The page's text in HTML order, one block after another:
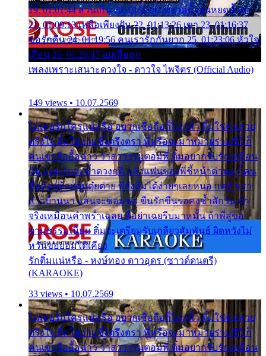
19. 01:01:44 ส่วนเกิน 20. 01:05:42 หยาดน้ำฝนหยดน้ำตา
21. 01:09:13 เหลือเพียงฝัน 22. 01:13:26 เขา 23. 01:16:37
ขอรักคืน 24. 01:19:56 คนเรารักกันยาก 25. 01:23:06 หัวใจ
เถื่อน 26. 01:26:45 อยู่เพื่อลูก
เพลงเพราะเสนาะดวงใจ - ดาวใจ ไพจิตร (Official Audio)
149 views • 10.07.2569
ไม่เคยรักใครแน่หรือ อยากเชื่อถือก็ไม่กล้า ติ๋มใช่คนสวย
ตรึงใจ ติ๋มใช่งามซึ้งตรึงตรา พี่หรือจะมาหมายร่วมชีวี ก็
คนเขาลืออื้อฉาว ว่าสาวๆรุมตอมพี่ ติ๋มอยากรับรักเหมือน
กัน แต่หวั่นจะช้ำดวงฤดี กลัวแฟนของพี่ชี้หน้าด่าทอ ก็คน
ชื่อต๋อยต้อยตุ้มตุ๋ยต่าย พี่ยังลืมได้ง่ายๆเลยหนอ แค่ตัวเรา
สาวบ้านนา แสนจะซอมซ่อ ขืนรักขืนรอคงช้ำสักวัน ถ้า
จริงเหมือนคำพร่ำเฉลย พี่อย่าเฉยรีบมาหมั้น ถ้าพี่สู่ขอ
ตามธรรมเนียม ติ๋มจะเตรียมรับเกลียวสัมพันธ์ ผิดหวังไม่
หวั่นขอยอมได้เคียง
รักติ๋มแน่หรือ - หงษ์ทอง ดาวอุดร (ซาวด์ดนตรี)
(KARAOKE)
33 views • 10.07.2569
ไม่เคยรักใครแน่หรือ อยากเชื่อถือก็ไม่กล้า ติ๋มใช่คนสวย
ตรึงใจ ติ๋มใช่งามซึ้งตรึงตรา พี่หรือจะมาหมายร่วมชีวี ก็
คนเขาลืออื้อฉาว ว่าสาวๆรุมตอมพี่ ติ๋มอยากรับรักเหมือน